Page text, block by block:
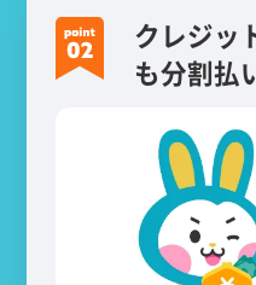
クレジッ
も分割払